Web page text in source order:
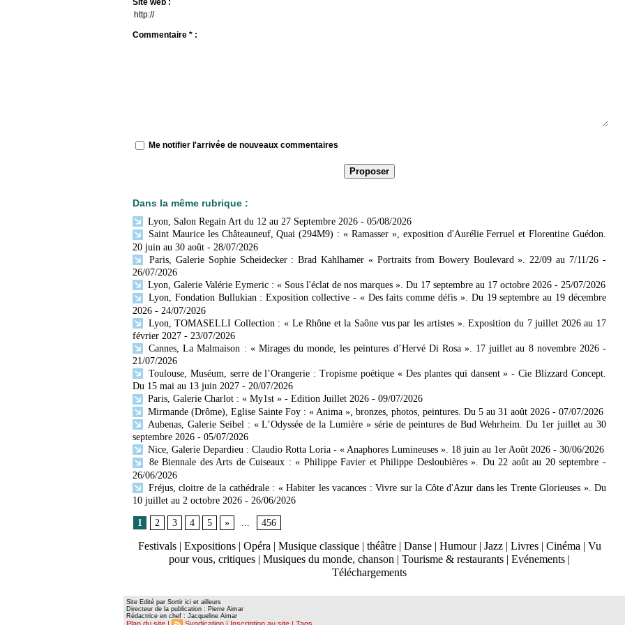
Site web :
Commentaire * :
Me notifier l'arrivée de nouveaux commentaires
Dans la même rubrique :
Lyon, Salon Regain Art du 12 au 27 Septembre 2026 - 05/08/2026
Saint Maurice les Châteauneuf, Quai (294M9) : « Ramasser », exposition d'Aurélie Ferruel et Florentine Guédon.
20 juin au 30 août - 28/07/2026
Paris, Galerie Sophie Scheidecker : Brad Kahlhamer « Portraits from Bowery Boulevard ». 22/09 au 7/11/26 -
26/07/2026
Lyon, Galerie Valérie Eymeric : « Sous l'éclat de nos marques ». Du 17 septembre au 17 octobre 2026 - 25/07/2026
Lyon, Fondation Bullukian : Exposition collective - « Des faits comme défis ». Du 19 septembre au 19 décembre
2026 - 24/07/2026
Lyon, TOMASELLI Collection : « Le Rhône et la Saône vus par les artistes ». Exposition du 7 juillet 2026 au 17
février 2027 - 23/07/2026
Cannes, La Malmaison : « Mirages du monde, les peintures d’Hervé Di Rosa ». 17 juillet au 8 novembre 2026 -
21/07/2026
Toulouse, Muséum, serre de l’Orangerie : Tropisme poétique « Des plantes qui dansent » - Cie Blizzard Concept.
Du 15 mai au 13 juin 2027 - 20/07/2026
Paris, Galerie Charlot : « My1st » - Edition Juillet 2026 - 09/07/2026
Mirmande (Drôme), Eglise Sainte Foy : « Anima », bronzes, photos, peintures. Du 5 au 31 août 2026 - 07/07/2026
Aubenas, Galerie Seibel : « L’Odyssée de la Lumière » série de peintures de Bud Wehrheim. Du 1er juillet au 30
septembre 2026 - 05/07/2026
Nice, Galerie Depardieu : Claudio Rotta Loria - « Anaphores Lumineuses ». 18 juin au 1er Août 2026 - 30/06/2026
8e Biennale des Arts de Cuiseaux : « Philippe Favier et Philippe Desloubières ». Du 22 août au 20 septembre -
26/06/2026
Fréjus, cloitre de la cathédrale : « Habiter les vacances : Vivre sur la Côte d'Azur dans les Trente Glorieuses ». Du
10 juillet au 2 octobre 2026 - 26/06/2026
1 2 3 4 5 » ... 456
Festivals | Expositions | Opéra | Musique classique | théâtre | Danse | Humour | Jazz | Livres | Cinéma | Vu
pour vous, critiques | Musiques du monde, chanson | Tourisme & restaurants | Evénements |
Téléchargements
Site Edité par Sortir ici et ailleurs
Directeur de la publication : Pierre Aimar
Rédactrice en chef : Jacqueline Aimar